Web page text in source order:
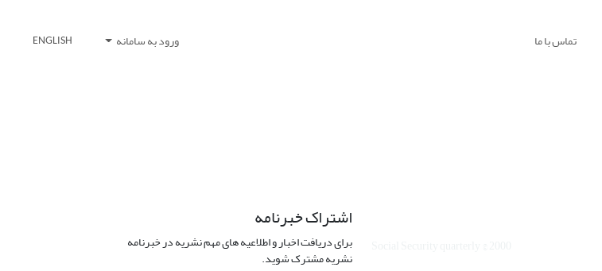
تماس با ما ورود به سامانه ENGLISH
اشتراک خبرنامه
برای دریافت اخبار و اطلاعیه های مهم نشریه در خبرنامه
نشریه مشترک شوید.